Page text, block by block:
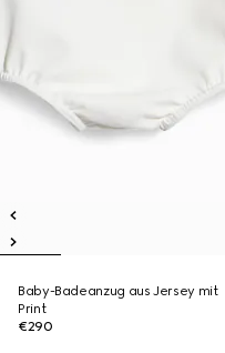
Baby-Badeanzug aus Jersey mit
Print
€290